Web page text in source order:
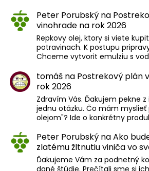
Peter Porubský na
vinohrade na rok 2026
Repkovy olej, ktory si viete
potravinach. K postupu
Chceme vytvorit emulziu s
tomáš na Postrekový plán
rok 2026
Zdravím Vás. Ďakujem pekne
jednu otázku. Čo mám myslieť
olejom"? Ide o konkrétny
Peter Porubský naAko
zlatému žltnutiu viniča vo
Ďakujeme Vám za podnetný